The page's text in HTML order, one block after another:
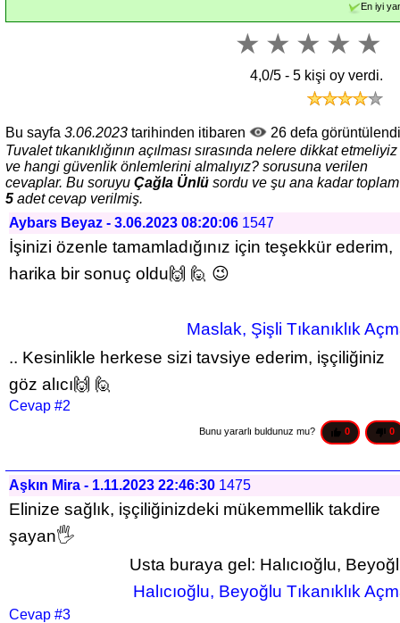
En iyi
4,0/5 - 5 kişi oy verdi.
Bu sayfa 3.06.2023 tarihinden itibaren
26 defa
Tuvalet tıkanıklığının açılması sırasında nelere dikkat etmeliyiz
ve hangi güvenlik önlemlerini almalıyız? sorusuna verilen
cevaplar. Bu soruyu Çağla Ünlü sordu ve şu ana kadar toplam
5 adet cevap verilmiş.
Aybars Beyaz - 3.06.2023 08:20:06 1547
İşinizi özenle tamamladığınız için teşekkür ederim,
harika bir sonuç oldu🙌 🙋 😉
Maslak, Şişli Tıkanıklık
.. Kesinlikle herkese sizi tavsiye ederim, işçiliğiniz
göz alıcı🙌 🙋
Cevap #2
Bunu yararlı buldunuz mu? 0 0
Aşkın Mira - 1.11.2023 22:46:30 1475
Elinize sağlık, işçiliğinizdeki mükemmellik takdire
şayan🖐
Usta buraya gel: Halıcıoğlu,
Halıcıoğlu, Beyoğlu Tıkanıklık
Cevap #3